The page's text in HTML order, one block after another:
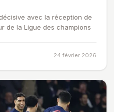
avec la réception de
de la Ligue des champions
24 février 2026